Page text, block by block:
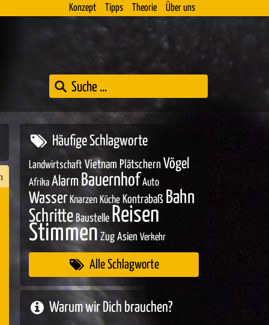
Konzept Tipps Theorie Über uns
Häufige Schlagworte
Landwirtschaft Vietnam Plätschern Vögel
Afrika AlarmBauernhof Auto
Wasser Knarzen Küche Kontrabaß Bahn
Schritte Baustelle Reisen
Stimmen Zug Asien Verkehr
Alle Schlagworte
Warum wir Dich brauchen?